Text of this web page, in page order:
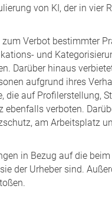
von KI, der in
Verbot bestimmter
und
Darüber hinaus
aufgrund ihres
auf Profilerstellung,
verboten.
am Arbeitsplatz
in Bezug auf die
der Urheber sind.